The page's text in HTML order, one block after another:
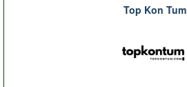
Top Kon Tum